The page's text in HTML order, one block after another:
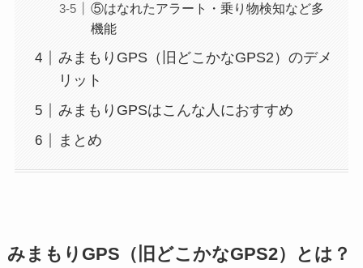
⑤はなれたアラート・乗り物検知など多
機能
みまもりGPS（旧どこかなGPS2）のデメ
リット
みまもりGPSはこんな人におすすめ
まとめ
みまもりGPS（旧どこかなGPS2）とは？